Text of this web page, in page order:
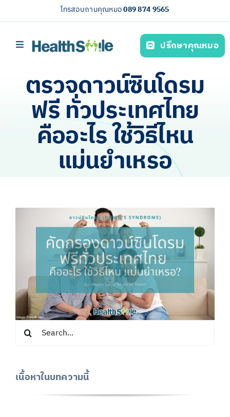
to
โทรสอบถามคุณหมอ089 874 9565
Toggle
บริการของเรา (Our services)
ความรู้สุขภาพ
เกี่ยวกับเรา
ปรึกษาคุณหมอ
ตรวจดาวน์ซินโดรม
ฟรี ทั่วประเทศไทย
คืออะไร ใช้วิธีไหน
แม่นยำเหรอ
Search
for:
เนื้อหาในบทความนี้